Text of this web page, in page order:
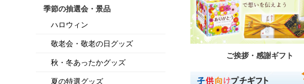
ご挨拶・感謝ギフト
季節の抽選会・景品
ハロウィン
敬老会・敬老の日グッズ
秋・冬あったかグッズ
夏の特選グッズ